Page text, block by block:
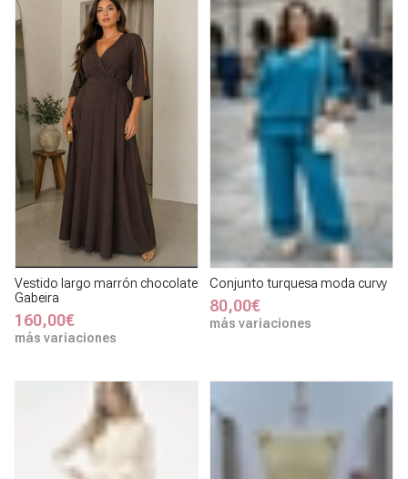
Vestido largo marrón chocolate
Gabeira
160,00€
más variaciones
Conjunto turquesa moda curvy
80,00€
más variaciones